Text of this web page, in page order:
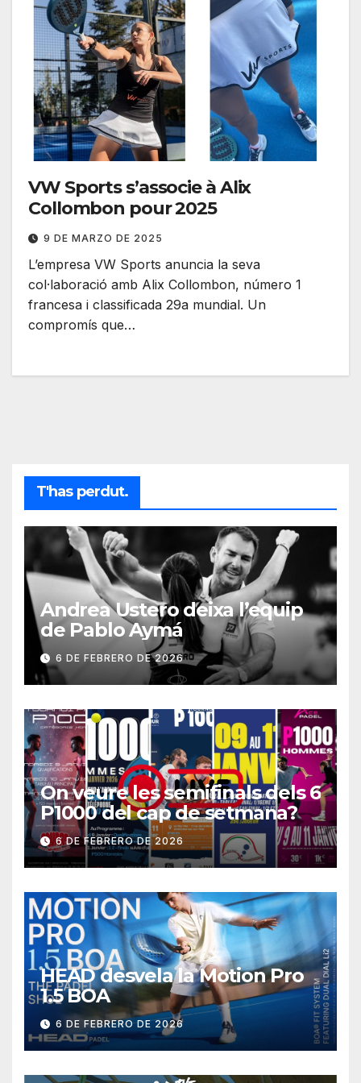
VW Sports s’associe à Alix
Collombon pour 2025
9 DE MARZO DE 2025
L’empresa VW Sports anuncia la seva
col·laboració amb Alix Collombon, número 1
francesa i classificada 29a mundial. Un
compromís que…
T'has perdut.
Andrea Ustero deixa l’equip
de Pablo Aymá
6 DE FEBRERO DE 2026
On veure les semifinals dels 6
P1000 del cap de setmana?
6 DE FEBRERO DE 2026
HEAD desvela la Motion Pro
1.5 BOA
6 DE FEBRERO DE 2026